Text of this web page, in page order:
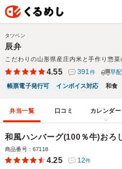
辰弁
こだわりの山形県産庄内米と手作り惣菜
タツベン
4.55 391 件 早
帳票電子発行可
インボイス対応 和食
弁当一覧 口コミ カレンダー
和風ハンバーグ(100％牛)おろ
商品番号：67118
4.25 12件